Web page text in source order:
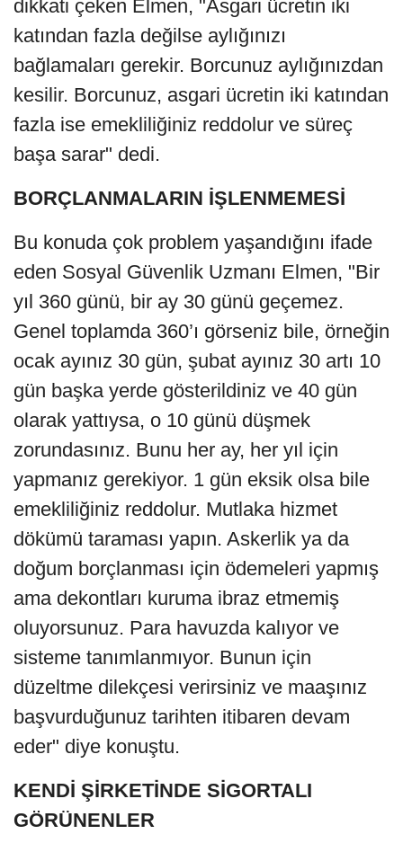
dikkati çeken Elmen, "Asgari ücretin iki
katından fazla değilse aylığınızı
bağlamaları gerekir. Borcunuz aylığınızdan
kesilir. Borcunuz, asgari ücretin iki katından
fazla ise emekliliğiniz reddolur ve süreç
başa sarar" dedi.
BORÇLANMALARIN İŞLENMEMESİ
Bu konuda çok problem yaşandığını ifade
eden Sosyal Güvenlik Uzmanı Elmen, "Bir
yıl 360 günü, bir ay 30 günü geçemez.
Genel toplamda 360’ı görseniz bile, örneğin
ocak ayınız 30 gün, şubat ayınız 30 artı 10
gün başka yerde gösterildiniz ve 40 gün
olarak yattıysa, o 10 günü düşmek
zorundasınız. Bunu her ay, her yıl için
yapmanız gerekiyor. 1 gün eksik olsa bile
emekliliğiniz reddolur. Mutlaka hizmet
dökümü taraması yapın. Askerlik ya da
doğum borçlanması için ödemeleri yapmış
ama dekontları kuruma ibraz etmemiş
oluyorsunuz. Para havuzda kalıyor ve
sisteme tanımlanmıyor. Bunun için
düzeltme dilekçesi verirsiniz ve maaşınız
başvurduğunuz tarihten itibaren devam
eder" diye konuştu.
KENDİ ŞİRKETİNDE SİGORTALI
GÖRÜNENLER